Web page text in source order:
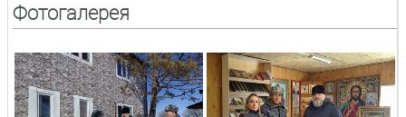
Фотогалерея